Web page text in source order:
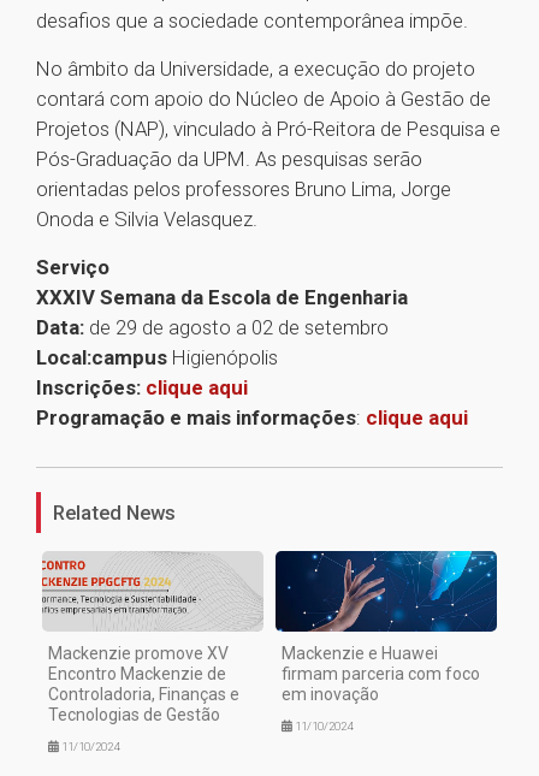
desafios que a sociedade contemporânea impõe.
No âmbito da Universidade, a execução do projeto
contará com apoio do Núcleo de Apoio à Gestão de
Projetos (NAP), vinculado à Pró-Reitora de Pesquisa e
Pós-Graduação da UPM. As pesquisas serão
orientadas pelos professores Bruno Lima, Jorge
Onoda e Silvia Velasquez.
Serviço
XXXIV Semana da Escola de Engenharia
Data: de 29 de agosto a 02 de setembro
Local:campus Higienópolis
Inscrições: clique aqui
Programação e mais informações: clique aqui
1
Related News
Mackenzie promove XV
Encontro Mackenzie de
Controladoria, Finanças e
Tecnologias de Gestão
11/10/2024
Mackenzie e Huawei
firmam parceria com foco
em inovação
11/10/2024